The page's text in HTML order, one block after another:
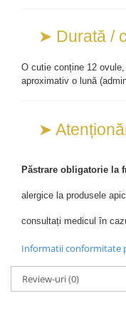
➤ Durată /
O cutie conține 12
aproximativ o lună
➤
Păstrare obligatorie la
alergice la produsele
consultați medicul în
Informatii conformitate
Review-uri(0)